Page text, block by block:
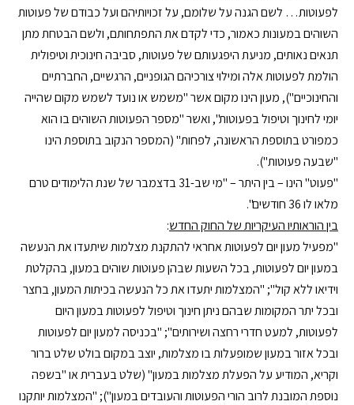
לפעוטות… לשם הגנה על שלומם, על זכויותיהם ועל כבודם של פעוטות
השוהים במעונות כאמור, כדי לקדם את התפתחותם, ולשם הבטחת מתן
תנאים נאותים, מניעת היפגעותם של פעוטות, סביבה חינוכית וטיפולית
הולמת לפעוטות אלה ומילוי צורכיהם הגופניים, הרגשיים, החברתיים
והחינוכיים"), מעון הינו מקום אשר "משמש או נועד לשמש מקום שהייה
יומי לחינוך וטיפול בפעוטות", ואשר "מספר הפעוטות השוהים בו הוא
כמפורט בתוספת הראשונה, לפחות" (המספר הנקוב בתוספת הינו
"שבעה פעוטות").
"פעוט" הינו – בין היתר – "מי שב-31 בדצמבר של שנת הלימודים טרם
מלאו לו 36 חודשים".
בין הוראותיו העיקריות של החוק החדש:
"מפעיל מעון יום לפעוטות אחראי להתקנת מצלמות שיתעדו את הנעשה
במעון יום לפעוטות, בכל השעות שבהן פעוטות שוהים במעון, בהקלטת
וידיאו ללא קול"; "המצלמות יתעדו את כל הנעשה בכיתות המעון, בחצר
ובכל יתר המקומות שבהם ניתן חינוך וטיפול לפעוטות במעון היום
לפעוטות, למעט חדרי רחצה ושירותים"; "בכניסה למעון יום לפעוטות
ובכל אזור במעון שמופעלות בו מצלמות, יוצב במקום בולט שלט ברור
וקריא, המודיע על הפעלת מצלמות במעון" (שלט בעברית או "בשפה
נוספת המובנת לרוב הורי הפעוטות והעובדים במעון"); "המצלמות יותקנו